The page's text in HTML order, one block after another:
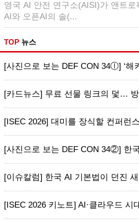
영국 AI 안전 연구소(AISI)가 앤트
AI와 오픈AI의 솔(...
TOP 뉴스
[사진으로 보는 DEF CON 34ⓛ] ‘해
[카드뉴스] 무료 선물 링크의 덫…
[ISEC 2026] 대미를 장식할 컨퍼런
[사진으로 보는 DEF CON 34②] 한
[이슈칼럼] 한국 AI 기본법이 던진
[ISEC 2026 키노트] AI·클라우드 시